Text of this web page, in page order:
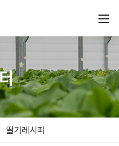
딸기레시피